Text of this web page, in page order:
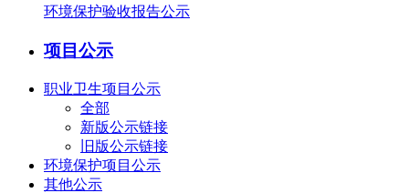
环境保护验收报告公示
项目公示
职业卫生项目公示
全部
新版公示链接
旧版公示链接
环境保护项目公示
其他公示